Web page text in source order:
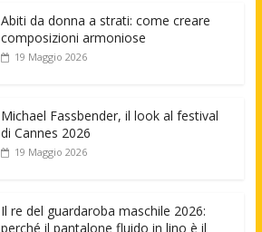
Abiti da donna a strati: come creare
composizioni armoniose
19 Maggio 2026
Michael Fassbender, il look al festival
di Cannes 2026
19 Maggio 2026
Il re del guardaroba maschile 2026:
perché il pantalone fluido in lino è il